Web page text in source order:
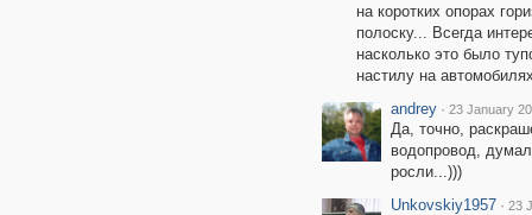
на коротких опорах
полоску... Всегда
насколько это было
настилу на
andrey · 23 January
Да, точно,
водопровод,
росли...)))
Unkovskiy1957 · 23